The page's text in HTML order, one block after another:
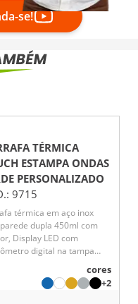
se!
TÉRMICA
ESTAMPA ONDAS
PERSONALIZADO
9715
térmica em aço inox
dupla 450ml com
Display LED com
digital na tampa
Conserva líquido quente
5 horas e líquido frio até
cores
+2